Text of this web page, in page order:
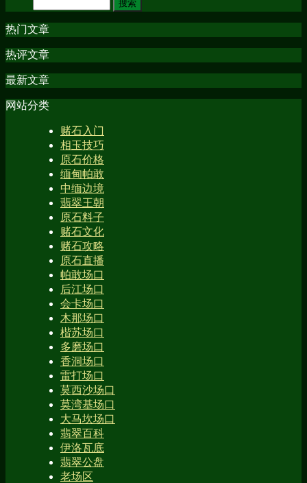
热门文章
热评文章
最新文章
网站分类
赌石入门
相玉技巧
原石价格
缅甸帕敢
中缅边境
翡翠王朝
原石料子
赌石文化
赌石攻略
原石直播
帕敢场口
后江场口
会卡场口
木那场口
楷苏场口
多磨场口
香洞场口
雷打场口
莫西沙场口
莫湾基场口
大马坎场口
翡翠百科
伊洛瓦底
翡翠公盘
老场区